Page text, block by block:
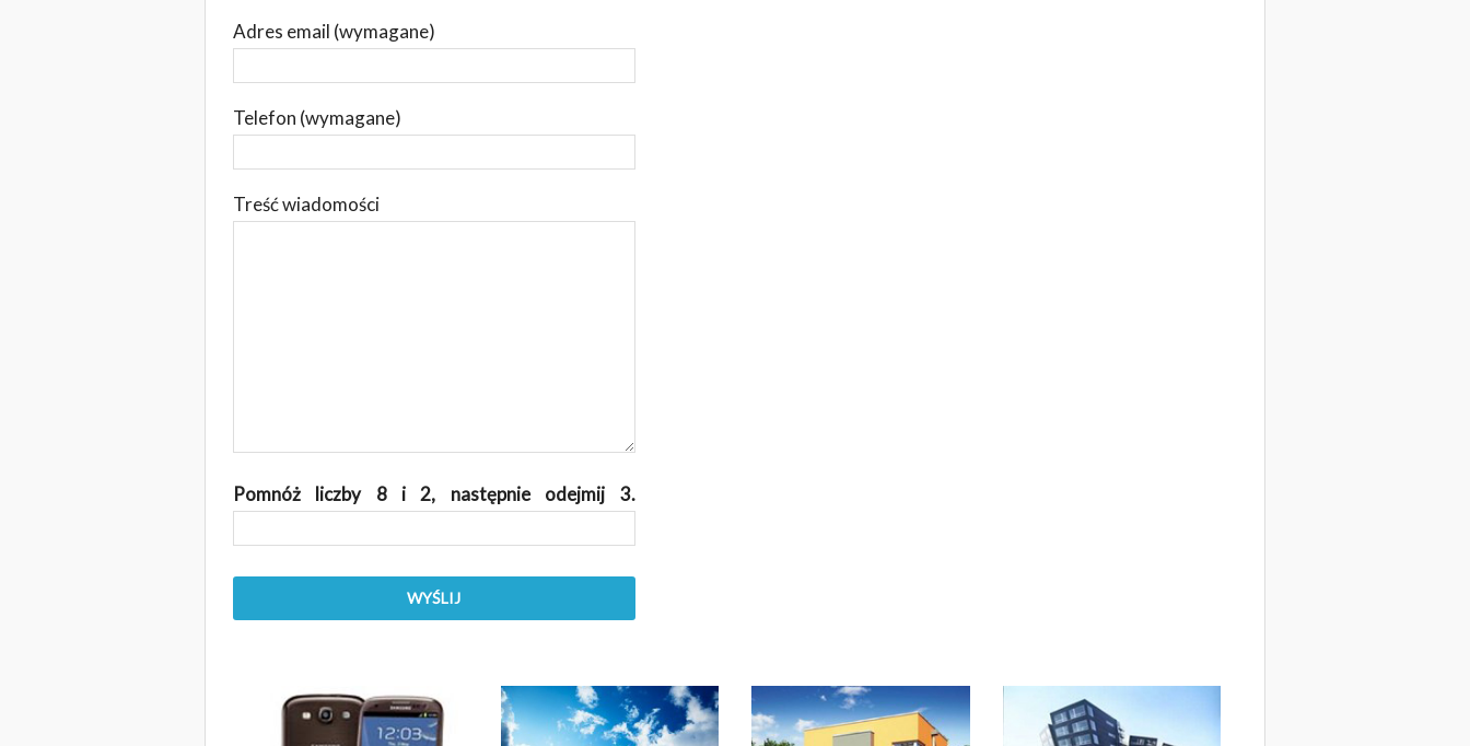
Adres email (wymagane)
Telefon (wymagane)
Treść wiadomości
Pomnóż liczby 8 i 2, następnie odejmij 3.